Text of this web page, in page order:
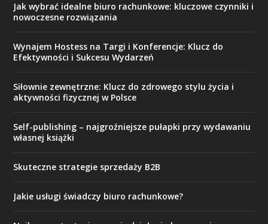
Jak wybrać idealne biuro rachunkowe: kluczowe czynniki i
nowoczesne rozwiązania
Wynajem Hostess na Targi i Konferencje: Klucz do
Efektywności i Sukcesu Wydarzeń
Siłownie zewnętrzne: Klucz do zdrowego stylu życia i
aktywności fizycznej w Polsce
Self-publishing – najgroźniejsze pułapki przy wydawaniu
własnej książki
Skuteczne strategie sprzedaży B2B
Jakie usługi świadczy biuro rachunkowe?